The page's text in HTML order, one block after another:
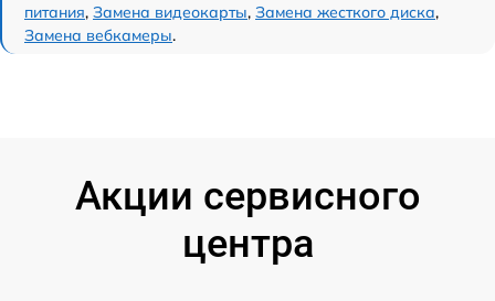
питания, Замена видеокарты, Замена жесткого диска,
Замена вебкамеры.
Акции сервисного
центра